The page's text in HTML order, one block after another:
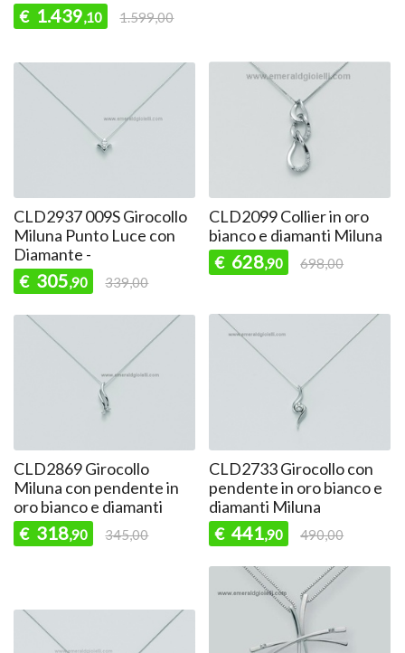
€ 1.439,10 1.599,00
CLD2937 009S Girocollo
Miluna Punto Luce con
Diamante -
€ 305,90 339,00
CLD2099 Collier in oro
bianco e diamanti Miluna
€ 628,90 698,00
CLD2869 Girocollo
Miluna con pendente in
oro bianco e diamanti
€ 318,90 345,00
CLD2733 Girocollo con
pendente in oro bianco e
diamanti Miluna
€ 441,90 490,00